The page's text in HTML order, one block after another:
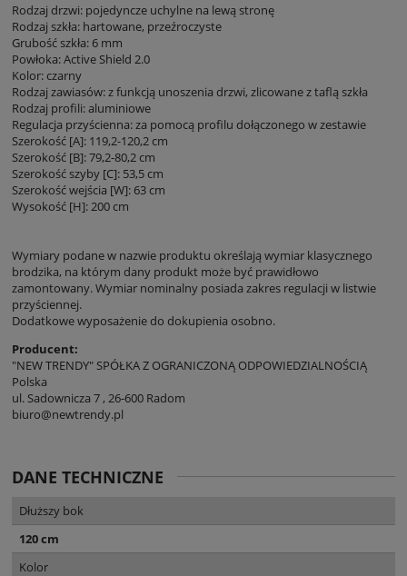
Rodzaj drzwi: pojedyncze uchylne na lewą stronę
Rodzaj szkła: hartowane, przeźroczyste
Grubość szkła: 6 mm
Powłoka: Active Shield 2.0
Kolor: czarny
Rodzaj zawiasów: z funkcją unoszenia drzwi, zlicowane z taflą szkła
Rodzaj profili: aluminiowe
Regulacja przyścienna: za pomocą profilu dołączonego w zestawie
Szerokość [A]: 119,2-120,2 cm
Szerokość [B]: 79,2-80,2 cm
Szerokość szyby [C]: 53,5 cm
Szerokość wejścia [W]: 63 cm
Wysokość [H]: 200 cm
Wymiary podane w nazwie produktu określają wymiar klasycznego
brodzika, na którym dany produkt może być prawidłowo
zamontowany. Wymiar nominalny posiada zakres regulacji w listwie
przyściennej.
Dodatkowe wyposażenie do dokupienia osobno.
Producent:
"NEW TRENDY" SPÓŁKA Z OGRANICZONĄ ODPOWIEDZIALNOŚCIĄ
Polska
ul. Sadownicza 7 , 26-600 Radom
biuro@newtrendy.pl
DANE TECHNICZNE
Dłuższy bok
120 cm
Kolor